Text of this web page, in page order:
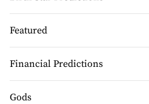
Featured
Financial Predictions
Gods